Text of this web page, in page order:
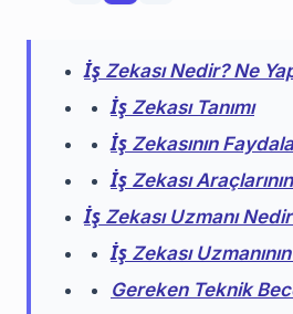
İş Zekası Nedir? Ne
İş Zekası Tanımı
İş Zekasının
İş Zekası
İş Zekası Uzmanı
İş Zekası
Gereken Teknik